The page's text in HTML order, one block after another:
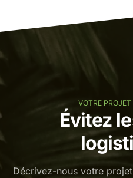
VOTRE
Évitez
Décrivez-nous votre